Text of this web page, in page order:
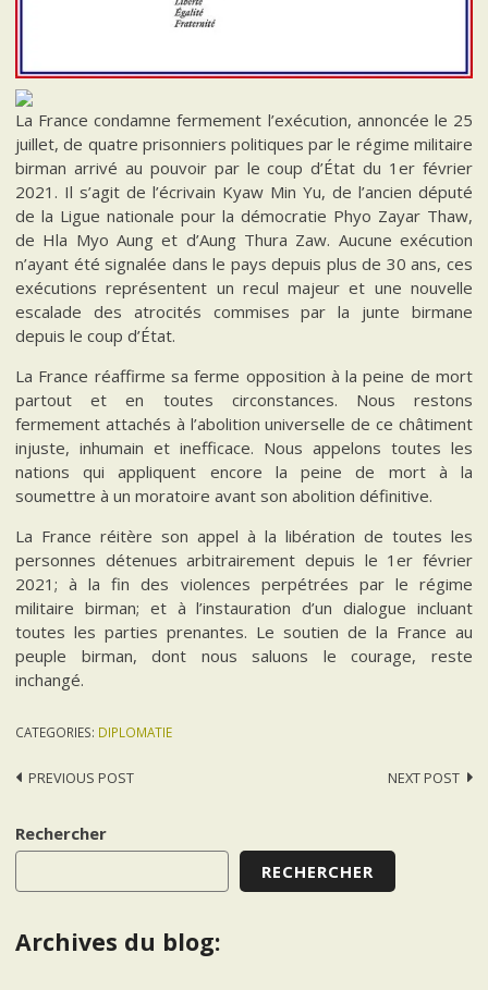
La France condamne fermement l’exécution, annoncée le 25
juillet, de quatre prisonniers politiques par le régime militaire
birman arrivé au pouvoir par le coup d’État du 1er février
2021. Il s’agit de l’écrivain Kyaw Min Yu, de l’ancien député
de la Ligue nationale pour la démocratie Phyo Zayar Thaw,
de Hla Myo Aung et d’Aung Thura Zaw. Aucune exécution
n’ayant été signalée dans le pays depuis plus de 30 ans, ces
exécutions représentent un recul majeur et une nouvelle
escalade des atrocités commises par la junte birmane
depuis le coup d’État.
La France réaffirme sa ferme opposition à la peine de mort
partout et en toutes circonstances. Nous restons
fermement attachés à l’abolition universelle de ce châtiment
injuste, inhumain et inefficace. Nous appelons toutes les
nations qui appliquent encore la peine de mort à la
soumettre à un moratoire avant son abolition définitive.
La France réitère son appel à la libération de toutes les
personnes détenues arbitrairement depuis le 1er février
2021; à la fin des violences perpétrées par le régime
militaire birman; et à l’instauration d’un dialogue incluant
toutes les parties prenantes. Le soutien de la France au
peuple birman, dont nous saluons le courage, reste
inchangé.
CATEGORIES: DIPLOMATIE
Post
PREVIOUS POST NEXT POST
Rechercher
RECHERCHER
Archives du blog: